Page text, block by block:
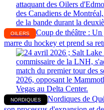
OILERS
Coup de théâtre : Un
marre du hockey et prend sa
NORDIQUES
Nordiques de